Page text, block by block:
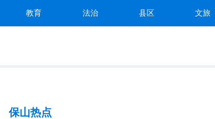
教育 法治 县区 文旅
保山热点